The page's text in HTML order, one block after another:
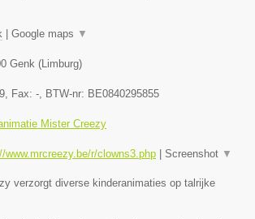
Google maps ▼
Genk (Limburg)
, Fax: -, BTW-nr: BE0840295855
Mister Creezy
www.mrcreezy.be/r/clowns3.php Screenshot ▼
verzorgt diverse kinderanimaties op talrijke